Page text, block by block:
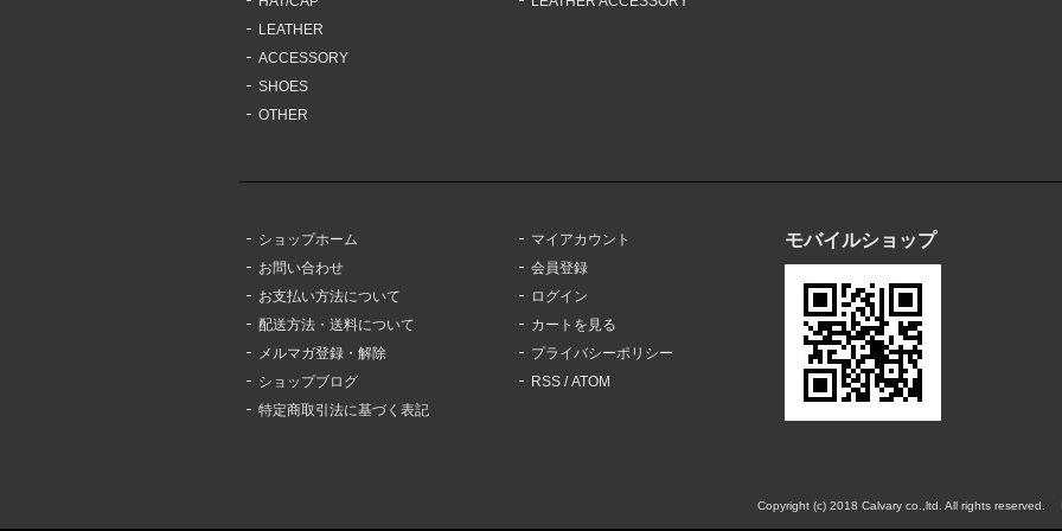
LEATHER
ACCESSORY
SHOES
OTHER
ショップホーム
お問い合わせ
お支払い方法について
配送方法・送料について
メルマガ登録・解除
ショップブログ
特定商取引法に基づく表記
マイアカウント
会員登録
ログイン
カートを見る
プライバシーポリシー
RSS /ATOM
モバイルショップ
Copyright (c) 2018 Calvary co.,ltd. All rights reserved.